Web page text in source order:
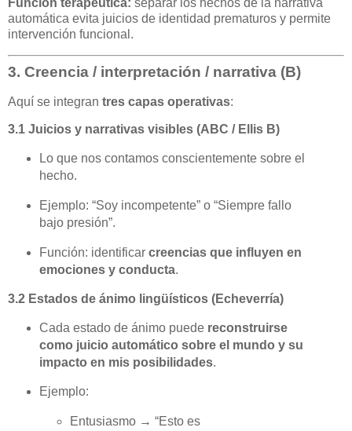
Función terapéutica: separar los hechos de la narrativa
automática evita juicios de identidad prematuros y permite
intervención funcional.
3. Creencia / interpretación / narrativa (B)
Aquí se integran tres capas operativas:
3.1 Juicios y narrativas visibles (ABC / Ellis B)
Lo que nos contamos conscientemente sobre el
hecho.
Ejemplo: “Soy incompetente” o “Siempre fallo
bajo presión”.
Función: identificar creencias que influyen en
emociones y conducta.
3.2 Estados de ánimo lingüísticos (Echeverría)
Cada estado de ánimo puede reconstruirse
como juicio automático sobre el mundo y su
impacto en mis posibilidades.
Ejemplo:
Entusiasmo → “Esto es